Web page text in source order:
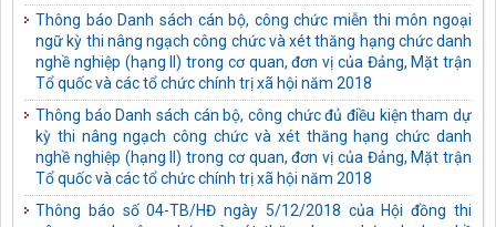
phí, tiêu cực tỉnh Tuyên Quang
Kế hoạch số: 40-KH/TU ngày 03/09/2025 của Tỉnh ủy Tuyên
Quang thực hiện Chỉ thị số 04-CT/TW ngày 02/6/2021 của Ban
Bí thư về tăng cường sự lãnh đạo của Đảng đối với công tác thu
hồi tài sản bị thất thoát, chiếm đoạt trong các vụ án hình sự về
tham nhũng, kinh tế
Kế hoạch số: 41-KH/TU ngày 03/09/2025 của Tỉnh ủy Tuyên
Quang thực hiện Quy định số 132-QĐ/TW ngày 27/10/2023
của Bộ Chính trị về kiểm soát quyền lực, phòng, chống tham
nhũng, tiêu cực trong hoạt động điều tra, truy tố, xét xử, thi
Thông báo Danh sách cán bộ, công chức miễn thi môn ngoại
ngữ kỳ thi nâng ngạch công chức và xét thăng hạng chức danh
nghề nghiệp (hạng II) trong cơ quan, đơn vị của Đảng, Mặt trận
Tổ quốc và các tổ chức chính trị xã hội năm 2018
Thông báo Danh sách cán bộ, công chức đủ điều kiện tham dự
kỳ thi nâng ngạch công chức và xét thăng hạng chức danh
nghề nghiệp (hạng II) trong cơ quan, đơn vị của Đảng, Mặt trận
Tổ quốc và các tổ chức chính trị xã hội năm 2018
Thông báo số 04-TB/HĐ ngày 5/12/2018 của Hội đồng thi